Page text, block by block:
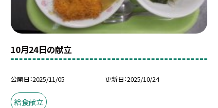
10月24日の献立
公開日 2025/11/05 更新日 2025/10/24
給食献立